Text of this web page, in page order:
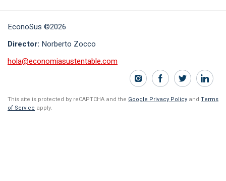
EconoSus ©2026
Director: Norberto Zocco
hola@economiasustentable.com
This site is protected by reCAPTCHA and the Google Privacy Policy and Terms
of Service apply.